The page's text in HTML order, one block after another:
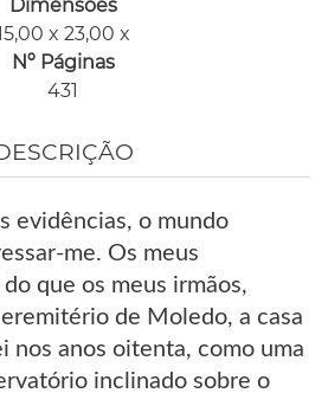
Dimensões
x 23,00 x
Nº Páginas
431
evidências, o mundo
me. Os meus
que os meus irmãos,
de Moledo, a casa
nos anos oitenta, como uma
inclinado sobre o